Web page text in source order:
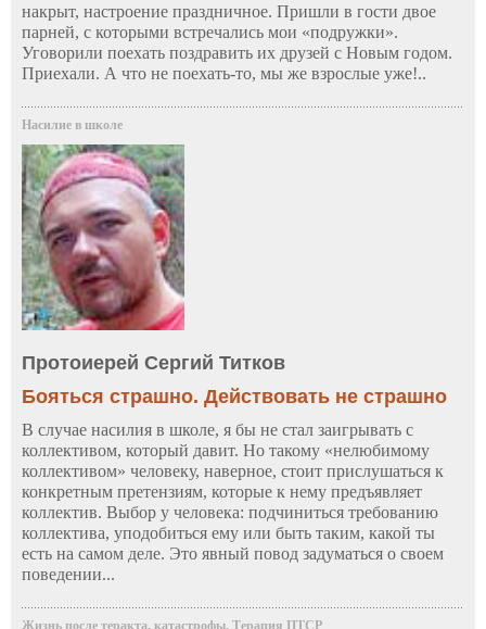
накрыт, настроение праздничное. Пришли в гости двое
парней, с которыми встречались мои «подружки».
Уговорили поехать поздравить их друзей с Новым годом.
Приехали. А что не поехать-то, мы же взрослые уже!..
Насилие в школе
Протоиерей Сергий Титков
Бояться страшно. Действовать не страшно
В случае насилия в школе, я бы не стал заигрывать с
коллективом, который давит. Но такому «нелюбимому
коллективом» человеку, наверное, стоит прислушаться к
конкретным претензиям, которые к нему предъявляет
коллектив. Выбор у человека: подчиниться требованию
коллектива, уподобиться ему или быть таким, какой ты
есть на самом деле. Это явный повод задуматься о своем
поведении...